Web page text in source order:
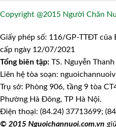
Copyright @2015 Người Chăn
Giấy phép số: 116/GP-TTĐT của
cấp ngày 12/07/2021
Tổng biên tập: TS. Nguyễn Thanh
Liên hệ tòa soạn:
Trụ sở: Phòng 906, tầng 9 tòa
Phường Hà Đông, TP Hà Nội.
Điện thoại: (84.24) 37713699;
© 2015 Nguoichannuoi.com.vn